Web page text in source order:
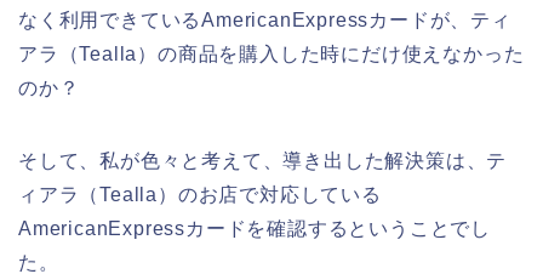
なく利用できているAmericanExpressカードが、ティ
アラ（Tealla）の商品を購入した時にだけ使えなかった
のか？
そして、私が色々と考えて、導き出した解決策は、テ
ィアラ（Tealla）のお店で対応している
AmericanExpressカードを確認するということでし
た。